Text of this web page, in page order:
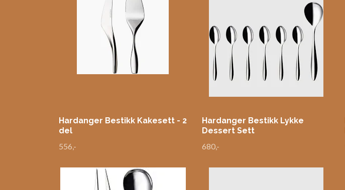
Hardanger Bestikk Kakesett - 2
del
556,-
Hardanger Bestikk Lykke
Dessert Sett
680,-